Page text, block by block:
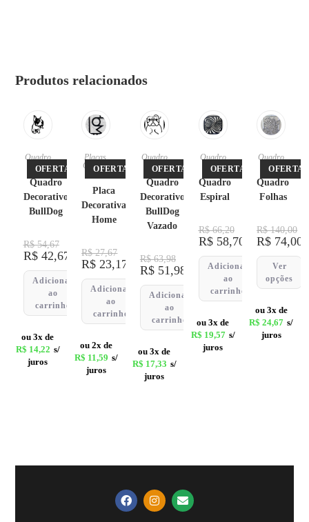
Produtos relacionados
OFERTA!
Quadro
s
Quadro
Decorativo
BullDog
R$54,67
R$42,67
Adicionar
ao
carrinho
ou 3x de
R$ 14,22 s/
juros
OFERTA!
Placas
Quadro
s
Placa
Decorativa
Home
R$27,67
R$ 23,17
Adicionar
ao
carrinho
ou 2x de
R$ 11,59 s/
juros
OFERTA!
Quadro
s
Quadro
Decorativo
BullDog
Vazado
R$63,98
R$51,98
Adicionar
ao
carrinho
ou 3x de
R$ 17,33 s/
juros
OFERTA!
Quadro
s
Quadro
Espiral
R$66,20
R$58,70
Adicionar
ao
carrinho
ou 3x de
R$ 19,57 s/
juros
OFERTA!
Quadro
s
Quadro
Folhas
R$140,00
R$ 74,00
Ver
opções
ou 3x de
R$ 24,67 s/
juros